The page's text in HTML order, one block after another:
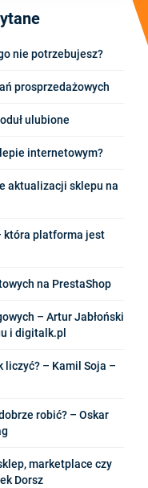
nie potrzebujesz?
prosprzedażowych
ulubione
internetowym?
aktualizacji sklepu na
która platforma jest
na PrestaShop
– Artur Jabłoński
i digitalk.pl
liczyć? – Kamil Soja –
robić? – Oskar
marketplace czy
Dorsz